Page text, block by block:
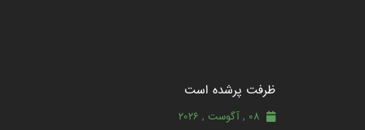
ظرفت پرشده‌ است
08 , آگوست , 2026